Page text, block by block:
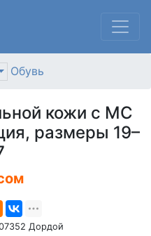
Обувь
кожи с МС
размеры 19–
Дордой